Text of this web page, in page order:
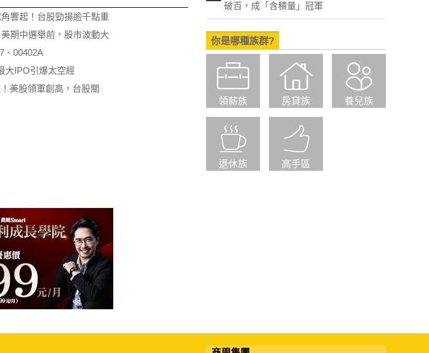
響起！台股勁揚逾千點重
期中選舉前，股市波動大
、00402A
大IPO引爆太空經
美股領軍創高，台股關
破百，成「含積量」冠軍
你是哪種族群?
領薪族 房貸族 養兒族
退休族 高手區